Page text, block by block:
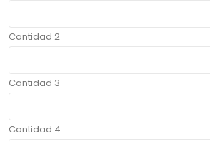
Cantidad 2
Cantidad 3
Cantidad 4